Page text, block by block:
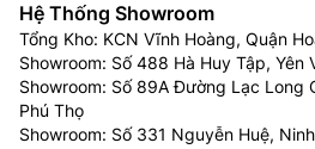
Hệ Thống Showroom
Tổng Kho: KCN Vĩnh Hoàng, Quận
Showroom: Số 488 Hà Huy Tập, Yên
Showroom: Số 89A Đường Lạc Long
Phú Thọ
Showroom: Số 331 Nguyễn Huệ,